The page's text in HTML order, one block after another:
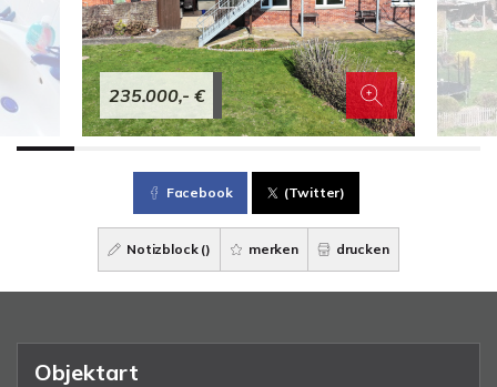
235.000,- €
Facebook (Twitter)
Notizblock () merken drucken
Objektart